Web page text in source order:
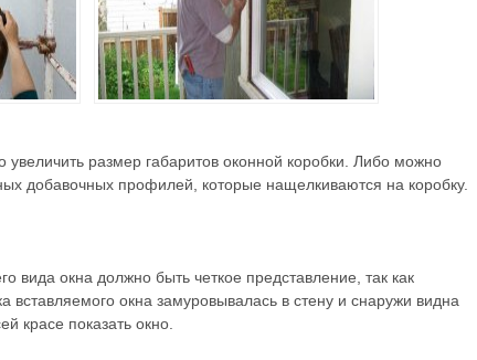
размер габаритов оконной коробки. Либо можно
добавочных профилей, которые нащелкиваются на коробку.
вида окна должно быть четкое представление, так как
вставляемого окна замуровывалась в стену и снаружи видна
красе показать окно.